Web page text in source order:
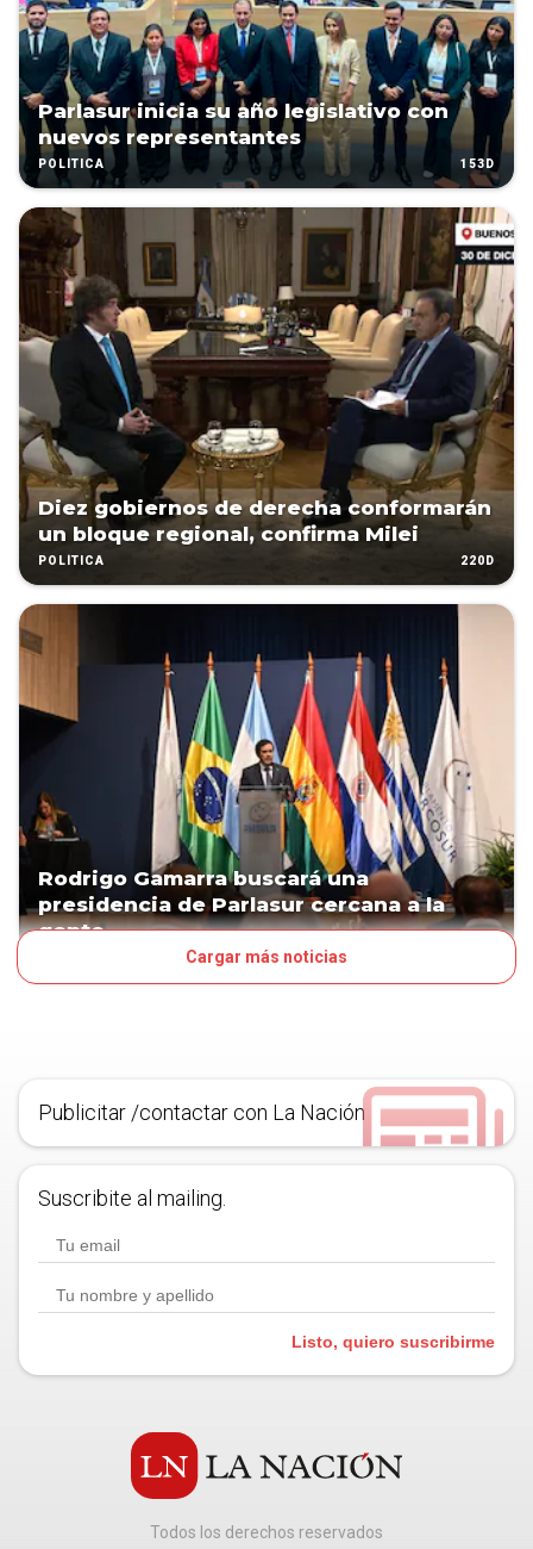
Parlasur inicia su año legislativo con
nuevos representantes
POLÍTICA 153D
Diez gobiernos de derecha conformarán
un bloque regional, confirma Milei
POLÍTICA 220D
Rodrigo Gamarra buscará una
presidencia de Parlasur cercana a la
gente
Cargar más noticias
Publicitar /contactar con La Nación
Suscribite al mailing.
Listo, quiero suscribirme
Todos los derechos reservados